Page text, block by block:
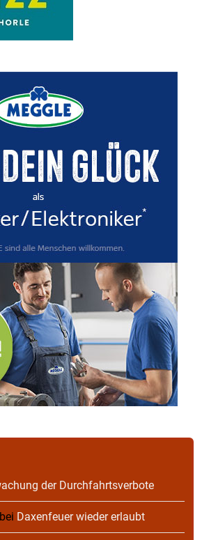
der Durchfahrtsverbote
bei Daxenfeuer wieder erlaubt